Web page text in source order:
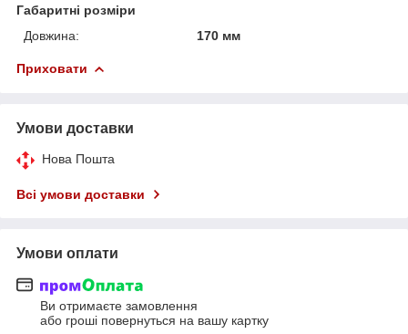
Габаритні розміри
Довжина:
170 мм
Приховати
Умови доставки
Нова Пошта
Всі умови доставки
Умови оплати
Ви отримаєте замовлення
або гроші повернуться на вашу картку